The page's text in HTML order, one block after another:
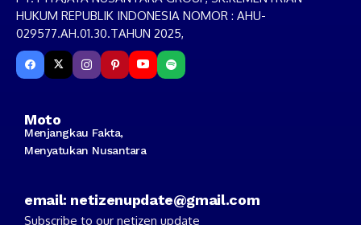
HUKUM REPUBLIK INDONESIA NOMOR : AHU-
029577.AH.01.30.TAHUN 2025,
Moto
Menjangkau Fakta,
Menyatukan Nusantara
email: netizenupdate@gmail.com
Subscribe to our netizen update